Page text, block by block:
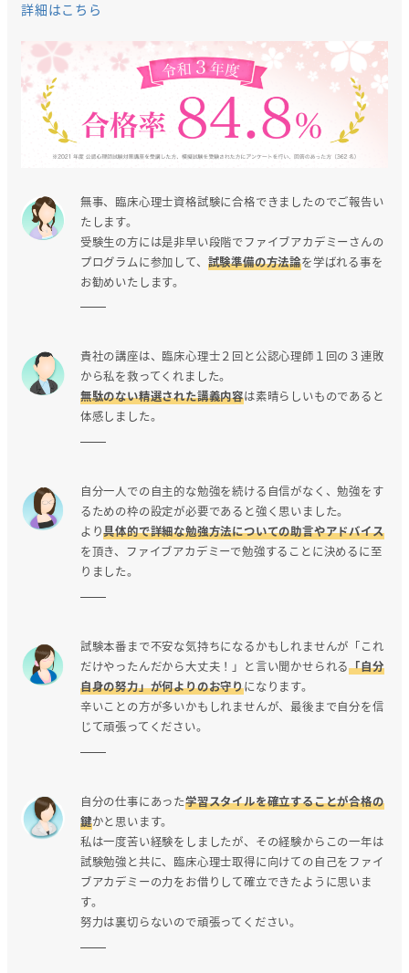
詳細はこちら
無事、臨床心理士資格試験に合格できましたのでご報告い
たします。
受験生の方には是非早い段階でファイブアカデミーさんの
プログラムに参加して、 試験準備の方法論を学ばれる事を
お勧めいたします。
貴社の講座は、臨床心理士２回と公認心理師１回の３連敗
から私を救ってくれました。
無駄のない精選された講義内容は素晴らしいものであると
体感しました。
自分一人での自主的な勉強を続ける自信がなく、勉強をす
るための枠の設定が必要であると強く思いました。
より具体的で詳細な勉強方法についての助言やアドバイス
を頂き、ファイブアカデミーで勉強することに決めるに至
りました。
試験本番まで不安な気持ちになるかもしれませんが「これ
だけやったんだから大丈夫！」と言い聞かせられる「自分
自身の努力」が何よりのお守りになります。
辛いことの方が多いかもしれませんが、最後まで自分を信
じて頑張ってください。
自分の仕事にあった学習スタイルを確立することが合格の
鍵かと思います。
私は一度苦い経験をしましたが、その経験からこの一年は
試験勉強と共に、臨床心理士取得に向けての自己をファイ
ブアカデミーの力をお借りして確立できたように思いま
す。
努力は裏切らないので頑張ってください。